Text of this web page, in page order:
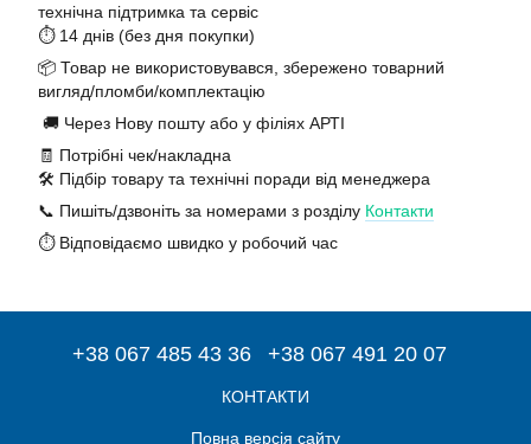
технічна підтримка та сервіс
⏱️ 14 днів (без дня покупки)
📦 Товар не використовувався, збережено товарний
вигляд/пломби/комплектацію
🚚 Через Нову пошту або у філіях АРТІ
🧾 Потрібні чек/накладна
🛠️ Підбір товару та технічні поради від менеджера
📞 Пишіть/дзвоніть за номерами з розділу Контакти
⏱️ Відповідаємо швидко у робочий час
+38 067 485 43 36 +38 067 491 20 07
КОНТАКТИ
Повна версія сайту